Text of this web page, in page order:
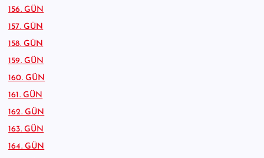
156. GÜN
157. GÜN
158. GÜN
159. GÜN
160. GÜN
161. GÜN
162. GÜN
163. GÜN
164. GÜN